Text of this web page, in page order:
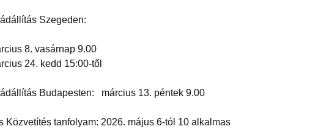
Szegeden:
8. vasárnap 9.00
24. kedd 15:00-től
Budapesten: március 13. péntek 9.00
Közvetítés tanfolyam: 2026. május 6-tól 10 alkalmas